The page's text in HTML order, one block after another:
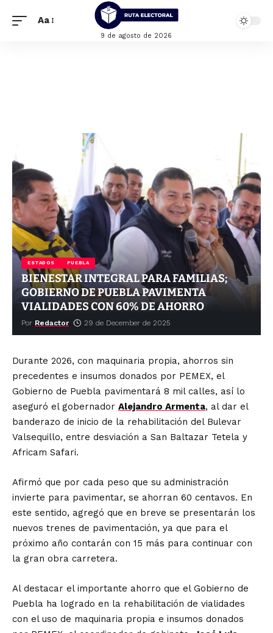
Aa
9 de agosto de 2026
ESTADOS PUEBLA
BIENESTAR INTEGRAL PARA FAMILIAS;
GOBIERNO DE PUEBLA PAVIMENTA
VIALIDADES CON 60% DE AHORRO
Por Redactor 29 de December de 2025
Durante 2026, con maquinaria propia, ahorros sin
precedentes e insumos donados por PEMEX, el
Gobierno de Puebla pavimentará 8 mil calles, así lo
aseguró el gobernador Alejandro Armenta, al dar el
banderazo de inicio de la rehabilitación del Bulevar
Valsequillo, entre desviación a San Baltazar Tetela y
Africam Safari.
Afirmó que por cada peso que su administración
invierte para pavimentar, se ahorran 60 centavos. En
este sentido, agregó que en breve se presentarán los
nuevos trenes de pavimentación, ya que para el
próximo año contarán con 15 más para continuar con
la gran obra carretera.
Al destacar el importante ahorro que el Gobierno de
Puebla ha logrado en la rehabilitación de vialidades
con el uso de maquinaria propia e insumos donados